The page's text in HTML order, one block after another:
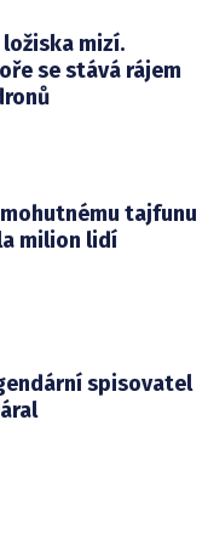
mizí.
se stává rájem
tajfunu
milion lidí
spisovatel